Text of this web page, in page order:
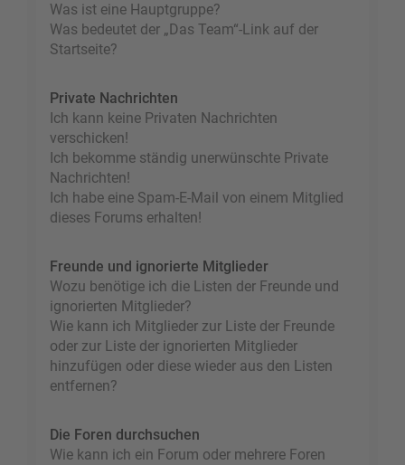
Was ist eine Hauptgruppe?
Was bedeutet der „Das Team“-Link auf der
Startseite?
Private Nachrichten
Ich kann keine Privaten Nachrichten
verschicken!
Ich bekomme ständig unerwünschte Private
Nachrichten!
Ich habe eine Spam-E-Mail von einem Mitglied
dieses Forums erhalten!
Freunde und ignorierte Mitglieder
Wozu benötige ich die Listen der Freunde und
ignorierten Mitglieder?
Wie kann ich Mitglieder zur Liste der Freunde
oder zur Liste der ignorierten Mitglieder
hinzufügen oder diese wieder aus den Listen
entfernen?
Die Foren durchsuchen
Wie kann ich ein Forum oder mehrere Foren